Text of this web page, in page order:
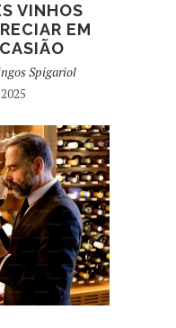
VINHOS
EM
Spigariol